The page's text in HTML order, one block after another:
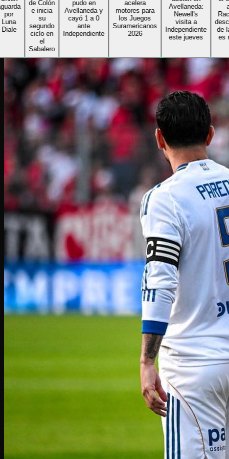
de Colón
e inicia
segundo
ciclo en
Sabalero
pudo en
Avellaneda y
cayó 1 a 0
ante
Independiente
acelera
motores para
los Juegos
Suramericanos
2026
Avellaneda:
Newell's
visita a
Independiente
este jueves
ante
de la
es